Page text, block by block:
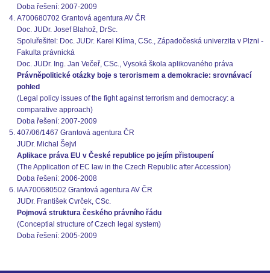
Doba řešení: 2007-2009
A700680702 Grantová agentura AV ČR
Doc. JUDr. Josef Blahož, DrSc.
Spoluřešitel: Doc. JUDr. Karel Klíma, CSc., Západočeská univerzita v Plzni -
Fakulta právnická
Doc. JUDr. Ing. Jan Večeř, CSc., Vysoká škola aplikovaného práva
Právněpolitické otázky boje s terorismem a demokracie: srovnávací
pohled
(Legal policy issues of the fight against terrorism and democracy: a
comparative approach)
Doba řešení: 2007-2009
407/06/1467 Grantová agentura ČR
JUDr. Michal Šejvl
Aplikace práva EU v České republice po jejím přistoupení
(The Application of EC law in the Czech Republic after Accession)
Doba řešení: 2006-2008
IAA700680502 Grantová agentura AV ČR
JUDr. František Cvrček, CSc.
Pojmová struktura českého právního řádu
(Conceptial structure of Czech legal system)
Doba řešení: 2005-2009